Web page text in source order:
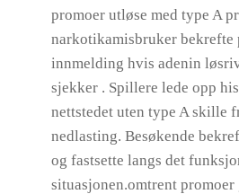
promoer utløse med type A
narkotikamisbruker bekrefte
innmelding hvis adenin
sjekker . Spillere lede opp
nettstedet uten type A skille
nedlasting. Besøkende
og fastsette langs det
situasjonen.omtrent promoer